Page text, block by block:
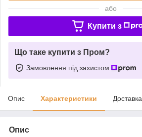
або
Купити з
Що таке купити з Пром?
Замовлення під захистом
Опис Характеристики Доставка
Опис